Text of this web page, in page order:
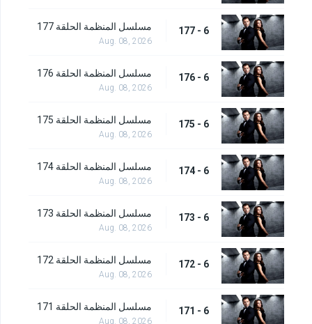
6 - 177 مسلسل المنظمة الحلقة 177
Aug. 08, 2026
6 - 176 مسلسل المنظمة الحلقة 176
Aug. 08, 2026
6 - 175 مسلسل المنظمة الحلقة 175
Aug. 08, 2026
6 - 174 مسلسل المنظمة الحلقة 174
Aug. 08, 2026
6 - 173 مسلسل المنظمة الحلقة 173
Aug. 08, 2026
6 - 172 مسلسل المنظمة الحلقة 172
Aug. 08, 2026
6 - 171 مسلسل المنظمة الحلقة 171
Aug. 08, 2026